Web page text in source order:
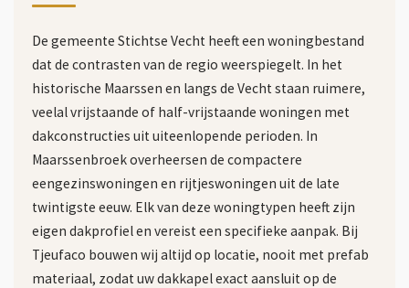
De gemeente Stichtse Vecht heeft een woningbestand
dat de contrasten van de regio weerspiegelt. In het
historische Maarssen en langs de Vecht staan ruimere,
veelal vrijstaande of half-vrijstaande woningen met
dakconstructies uit uiteenlopende perioden. In
Maarssenbroek overheersen de compactere
eengezinswoningen en rijtjeswoningen uit de late
twintigste eeuw. Elk van deze woningtypen heeft zijn
eigen dakprofiel en vereist een specifieke aanpak. Bij
Tjeufaco bouwen wij altijd op locatie, nooit met prefab
materiaal, zodat uw dakkapel exact aansluit op de